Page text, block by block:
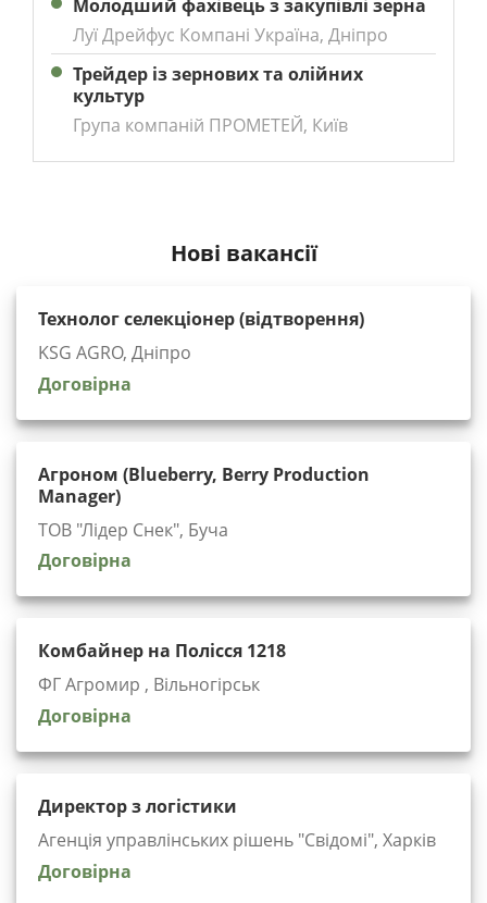
Молодший фахівець з закупівлі зерна
Луї Дрейфус Компані Україна, Дніпро
Трейдер із зернових та олійних
культур
Група компаній ПРОМЕТЕЙ, Київ
Нові вакансії
Технолог селекціонер (відтворення)
KSG AGRO, Дніпро
Договірна
Агроном (Blueberry, Berry Production
Manager)
ТОВ "Лідер Снек", Буча
Договірна
Комбайнер на Полісся 1218
ФГ Агромир , Вільногірськ
Договірна
Директор з логістики
Агенція управлінських рішень "Cвідомі", Харків
Договірна